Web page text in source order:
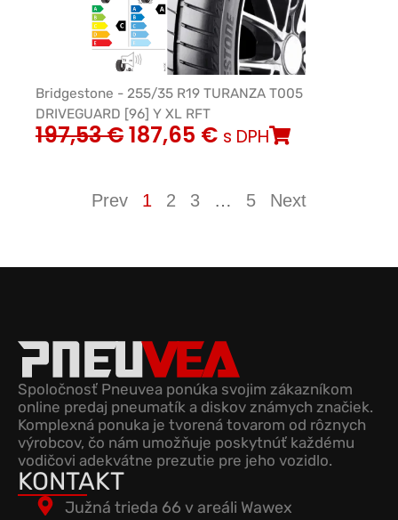
Bridgestone - 255/35 R19 TURANZA T005
DRIVEGUARD [96] Y XL RFT
197,53€187,65 € s DPH
Prev 1 2 3 … 5 Next
Spoločnosť Pneuvea ponúka svojim zákazníkom
online predaj pneumatík a diskov známych značiek.
Komplexná ponuka je tvorená tovarom od rôznych
výrobcov, čo nám umožňuje poskytnúť každému
vodičovi adekvátne prezutie pre jeho vozidlo.
KONTAKT
Južná trieda 66 v areáli Wawex